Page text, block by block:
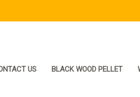
US BLACK WOOD PELLET